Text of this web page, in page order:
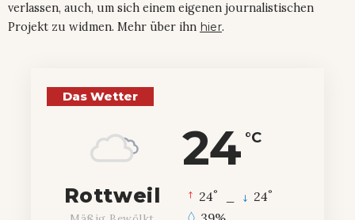
verlassen, auch, um sich einem eigenen journalistischen
Projekt zu widmen. Mehr über ihn hier.
Das Wetter
24 °C
Rottweil 24° 24°